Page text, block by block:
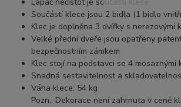
Součástí klece jsou 2 bidla (1 bidlo
Klec je doplněna 3 dvířky s nerezovými
Velké přední dveře jsou opatřeny
bezpečnostním zámkem
Klec stojí na podstavci se 4 mosaznými
Snadná sestavitelnost a
Váha klece: 54 kg
Pozn.: Dekorace není zahrnuta v ceně